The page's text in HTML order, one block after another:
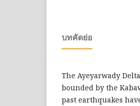
บทคัดย่อ
The Ayeyarwady
bounded by the
past earthquakes